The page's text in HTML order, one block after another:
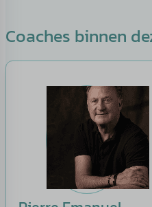
Coaches binnen